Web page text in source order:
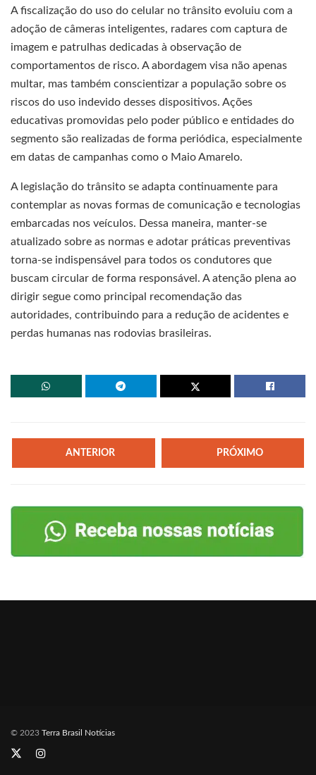
A fiscalização do uso do celular no trânsito evoluiu com a
adoção de câmeras inteligentes, radares com captura de
imagem e patrulhas dedicadas à observação de
comportamentos de risco. A abordagem visa não apenas
multar, mas também conscientizar a população sobre os
riscos do uso indevido desses dispositivos. Ações
educativas promovidas pelo poder público e entidades do
segmento são realizadas de forma periódica, especialmente
em datas de campanhas como o Maio Amarelo.
A legislação do trânsito se adapta continuamente para
contemplar as novas formas de comunicação e tecnologias
embarcadas nos veículos. Dessa maneira, manter-se
atualizado sobre as normas e adotar práticas preventivas
torna-se indispensável para todos os condutores que
buscam circular de forma responsável. A atenção plena ao
dirigir segue como principal recomendação das
autoridades, contribuindo para a redução de acidentes e
perdas humanas nas rodovias brasileiras.
ANTERIOR PRÓXIMO
© 2023 Terra Brasil Notícias